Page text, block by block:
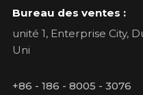
Bureau des ventes :
unité 1, Enterprise City,
Uni
+86 - 186 - 8005 - 3076